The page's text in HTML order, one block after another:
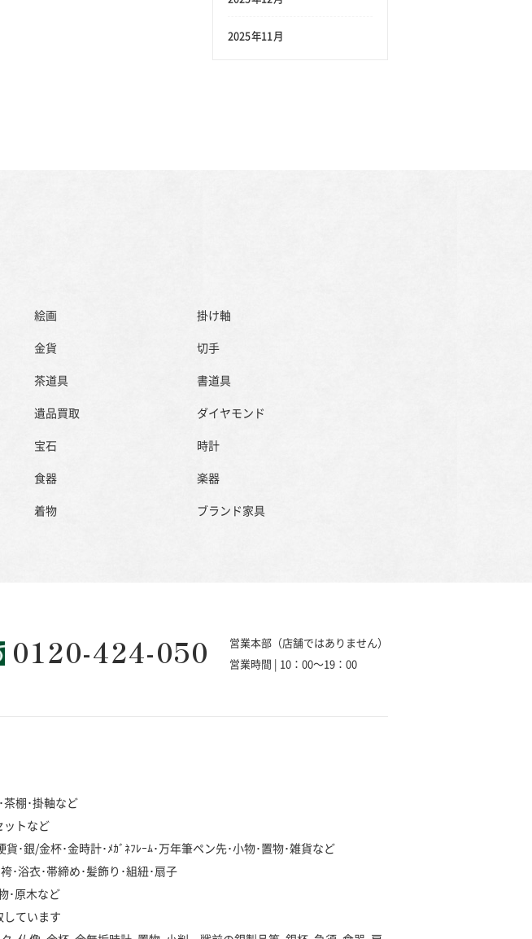
2025年11月
絵画
掛け軸
金貨
切手
茶道具
書道具
遺品買取
ダイヤモンド
宝石
時計
食器
楽器
着物 ブランド家具
0120-424-050
営業本部（店舗ではありません）
営業時間 | 10：00～19：00
茶棚･掛軸など
ットなど
･銀/金杯･金時計･ﾒｶﾞﾈﾌﾚｰﾑ･万年筆ペン先･小物･置物･雑貨など
･浴衣･帯締め･髪飾り･組紐･扇子
･原木など
ています